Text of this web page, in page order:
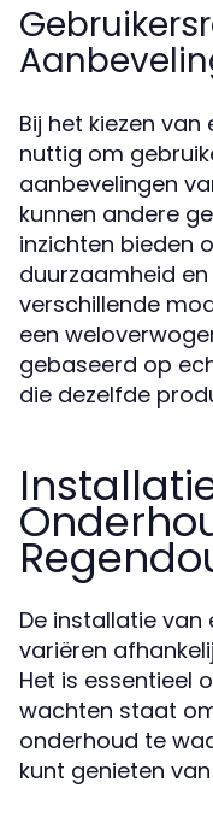
Bij het kiezen
nuttig om
aanbevelingen
kunnen andere
inzichten bieden
duurzaamheid
verschillende
een
gebaseerd op
die dezelfde
De installatie van
variëren
Het is essentieel
wachten staat
onderhoud te
kunt genieten